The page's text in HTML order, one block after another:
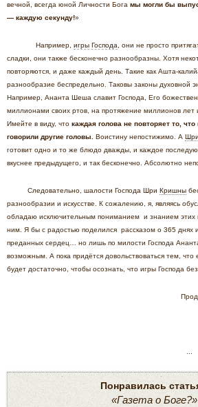
вечной, всегда юной Личности Бога мы могли бы
— каждую секунду!»
Например, игры Господа , они не просто
сладки, они также бесконечно разнообразны. Хотя
повторяются, и даже каждый день. Такие как Ашта-
разнообразие беспредельно. Таковы законы духовной
Например, Ананта Шеша славит Господа, Его
миллионами своих ртов, на протяжение миллионов лет
Имейте в виду, что каждая голова не повторяет то,
говорили другие головы.
Воистину непостижимо. А
готовит одно и то же блюдо дважды, и каждое
вкуснее предыдущего, и так бесконечно. Абсолютно
Следовательно, шалости Господа Шри Кришны
разнообразии и искусстве. К сожалению, я, являясь
обладаю исключительным пониманием и знанием этих
ним. Я бы с радостью поделился рассказом о 365 днях
преданных сердец… но лишь по милости Господа
возможным. А пока придётся довольствоваться тем, что
будет достаточно, чтобы осознать, что игры Господа
...
Понравилась
«Газета о Боге?»